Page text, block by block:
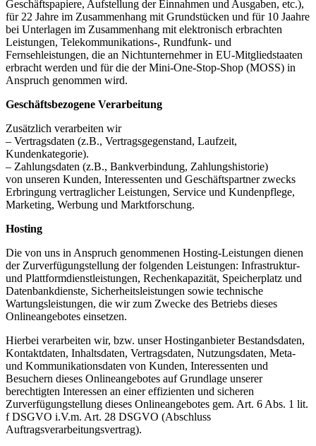
Geschäftspapiere, Aufstellung der Einnahmen und Ausgaben, etc.),
für 22 Jahre im Zusammenhang mit Grundstücken und für 10 Jaahre
bei Unterlagen im Zusammenhang mit elektronisch erbrachten
Leistungen, Telekommunikations-, Rundfunk- und
Fernsehleistungen, die an Nichtunternehmer in EU-Mitgliedstaaten
erbracht werden und für die der Mini-One-Stop-Shop (MOSS) in
Anspruch genommen wird.
Geschäftsbezogene Verarbeitung
Zusätzlich verarbeiten wir
– Vertragsdaten (z.B., Vertragsgegenstand, Laufzeit,
Kundenkategorie).
– Zahlungsdaten (z.B., Bankverbindung, Zahlungshistorie)
von unseren Kunden, Interessenten und Geschäftspartner zwecks
Erbringung vertraglicher Leistungen, Service und Kundenpflege,
Marketing, Werbung und Marktforschung.
Hosting
Die von uns in Anspruch genommenen Hosting-Leistungen dienen
der Zurverfügungstellung der folgenden Leistungen: Infrastruktur-
und Plattformdienstleistungen, Rechenkapazität, Speicherplatz und
Datenbankdienste, Sicherheitsleistungen sowie technische
Wartungsleistungen, die wir zum Zwecke des Betriebs dieses
Onlineangebotes einsetzen.
Hierbei verarbeiten wir, bzw. unser Hostinganbieter Bestandsdaten,
Kontaktdaten, Inhaltsdaten, Vertragsdaten, Nutzungsdaten, Meta-
und Kommunikationsdaten von Kunden, Interessenten und
Besuchern dieses Onlineangebotes auf Grundlage unserer
berechtigten Interessen an einer effizienten und sicheren
Zurverfügungstellung dieses Onlineangebotes gem. Art. 6 Abs. 1 lit.
f DSGVO i.V.m. Art. 28 DSGVO (Abschluss
Auftragsverarbeitungsvertrag).